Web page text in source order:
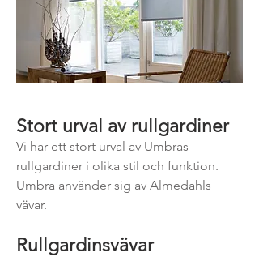
Stort urval av rullgardiner
Vi har ett stort urval av Umbras
rullgardiner i olika stil och funktion.
Umbra använder sig av Almedahls
vävar.
Rullgardinsvävar